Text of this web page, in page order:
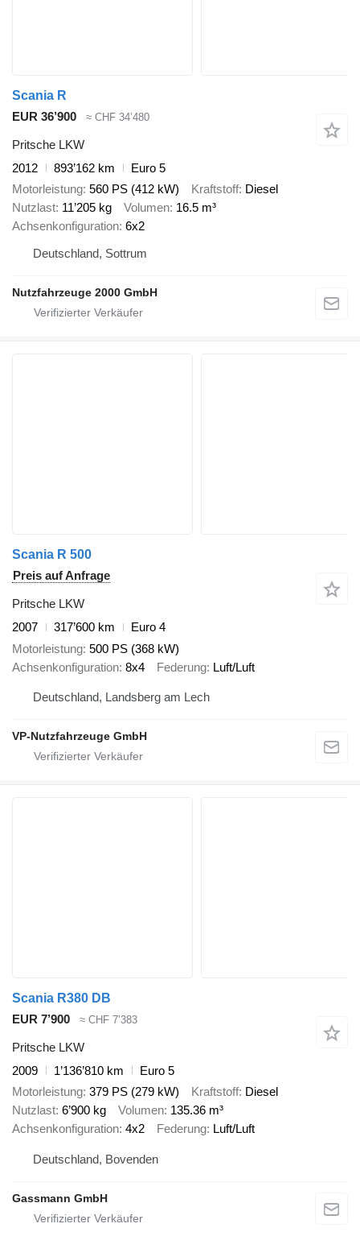
Scania R
EUR 36’900
≈ CHF 34’480
Pritsche LKW
2012
893’162 km
Euro 5
Motorleistung 560 PS (412 kW) Kraftstoff Diesel
Nutzlast 11’205 kg Volumen 16.5 m³
Achsenkonfiguration 6x2
Deutschland, Sottrum
Nutzfahrzeuge 2000 GmbH
Scania R 500
Preis auf Anfrage
Pritsche LKW
2007
317’600 km
Euro 4
Motorleistung 500 PS (368 kW)
Achsenkonfiguration 8x4 Federung Luft/Luft
Deutschland, Landsberg am Lech
VP-Nutzfahrzeuge GmbH
Scania R380 DB
EUR 7’900
≈ CHF 7’383
Pritsche LKW
2009
1’136’810 km
Euro 5
Motorleistung 379 PS (279 kW) Kraftstoff Diesel
Nutzlast 6’900 kg Volumen 135.36 m³
Achsenkonfiguration 4x2 Federung Luft/Luft
Deutschland, Bovenden
Gassmann GmbH